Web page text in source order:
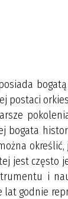
postaci
bogata
jest często
i
godnie